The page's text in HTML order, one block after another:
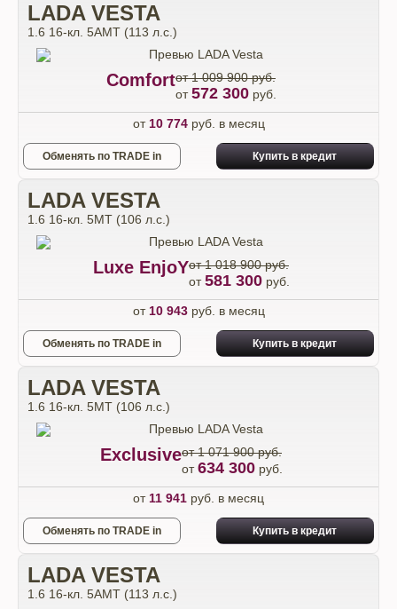
LADA VESTA
1.6 16-кл. 5АМТ (113 л.с.)
Comfortот 1 009 900 руб.
от572 300 руб.
от 10 774руб. в месяц
Обменять по TRADE in Купить в кредит
LADA VESTA
1.6 16-кл. 5МТ (106 л.с.)
Luxe EnjoYот 1 018 900 руб.
от581 300 руб.
от 10 943руб. в месяц
Обменять по TRADE in Купить в кредит
LADA VESTA
1.6 16-кл. 5МТ (106 л.с.)
Exclusiveот 1 071 900 руб.
от634 300 руб.
от 11 941 руб. в месяц
Обменять по TRADE in Купить в кредит
LADA VESTA
1.6 16-кл. 5АМТ (113 л.с.)